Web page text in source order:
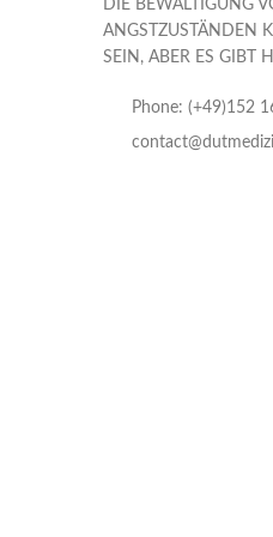
DIE BEWÄLTIGUNG
ANGSTZUSTÄNDEN
SEIN, ABER ES GIBT
Phone: (+49)152